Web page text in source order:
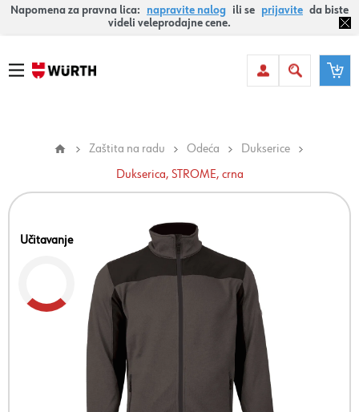
Napomena za pravna lica: napravite nalog ili se prijavite da biste
videli veleprodajne cene.
Zaštita na radu Odeća
Dukserice
Dukserica, STROME, crna
Učitavanje